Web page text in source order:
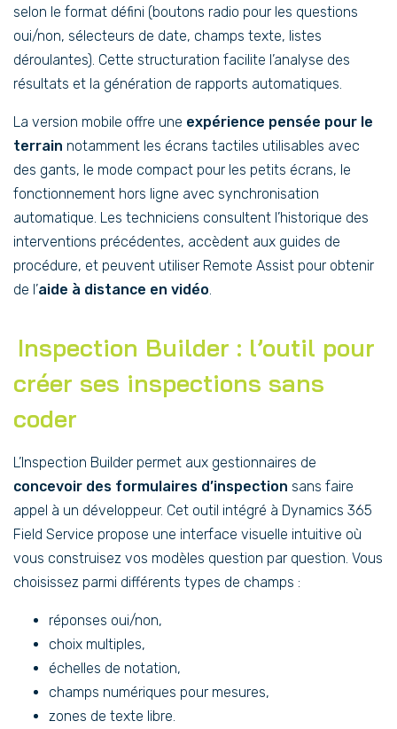
selon le format défini (boutons radio pour les questions
oui/non, sélecteurs de date, champs texte, listes
déroulantes). Cette structuration facilite l’analyse des
résultats et la génération de rapports automatiques.
La version mobile offre une expérience pensée pour le
terrain notamment les écrans tactiles utilisables avec
des gants, le mode compact pour les petits écrans, le
fonctionnement hors ligne avec synchronisation
automatique. Les techniciens consultent l’historique des
interventions précédentes, accèdent aux guides de
procédure, et peuvent utiliser Remote Assist pour obtenir
de l’aide à distance en vidéo.
Inspection Builder : l’outil pour
créer ses inspections sans
coder
L’Inspection Builder permet aux gestionnaires de
concevoir des formulaires d’inspection sans faire
appel à un développeur. Cet outil intégré à Dynamics 365
Field Service propose une interface visuelle intuitive où
vous construisez vos modèles question par question. Vous
choisissez parmi différents types de champs :
réponses oui/non,
choix multiples,
échelles de notation,
champs numériques pour mesures,
zones de texte libre.